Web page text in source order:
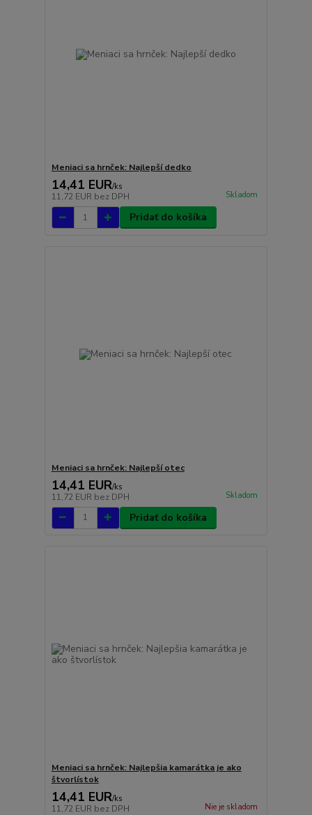
Meniaci sa hrnček: Najlepší dedko
14,41 EUR/ks
11,72 EUR bez DPH Skladom
Pridať do košíka
Meniaci sa hrnček: Najlepší otec
14,41 EUR/ks
11,72 EUR bez DPH Skladom
Pridať do košíka
Meniaci sa hrnček: Najlepšia kamarátka je ako
štvorlístok
14,41 EUR/ks
11,72 EUR bez DPH Nie je skladom